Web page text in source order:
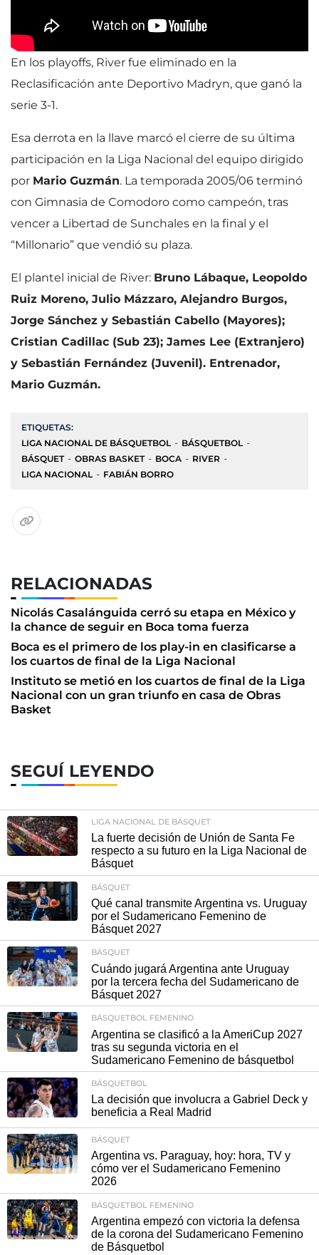
En los playoffs, River fue eliminado en la
Reclasificación ante Deportivo Madryn, que ganó la
serie 3-1.
Esa derrota en la llave marcó el cierre de su última
participación en la Liga Nacional del equipo dirigido
por Mario Guzmán. La temporada 2005/06 terminó
con Gimnasia de Comodoro como campeón, tras
vencer a Libertad de Sunchales en la final y el
“Millonario” que vendió su plaza.
El plantel inicial de River: Bruno Lábaque, Leopoldo
Ruiz Moreno, Julio Mázzaro, Alejandro Burgos,
Jorge Sánchez y Sebastián Cabello (Mayores);
Cristian Cadillac (Sub 23); James Lee (Extranjero)
y Sebastián Fernández (Juvenil). Entrenador,
Mario Guzmán.
ETIQUETAS:
LIGA NACIONAL DE BÁSQUETBOL
BÁSQUETBOL
BÁSQUET
OBRAS BASKET BOCA
RIVER
LIGA NACIONAL
FABIÁN BORRO
RELACIONADAS
Nicolás Casalánguida cerró su etapa en México y
la chance de seguir en Boca toma fuerza
Boca es el primero de los play-in en clasificarse a
los cuartos de final de la Liga Nacional
Instituto se metió en los cuartos de final de la Liga
Nacional con un gran triunfo en casa de Obras
Basket
SEGUÍ LEYENDO
LIGA NACIONAL DE BÁSQUET
La fuerte decisión de Unión de Santa Fe
respecto a su futuro en la Liga Nacional de
Básquet
BÁSQUET
Qué canal transmite Argentina vs. Uruguay
por el Sudamericano Femenino de
Básquet 2027
BÁSQUET
Cuándo jugará Argentina ante Uruguay
por la tercera fecha del Sudamericano de
Básquet 2027
BÁSQUETBOL FEMENINO
Argentina se clasificó a la AmeriCup 2027
tras su segunda victoria en el
Sudamericano Femenino de básquetbol
BÁSQUETBOL
La decisión que involucra a Gabriel Deck y
beneficia a Real Madrid
BÁSQUET
Argentina vs. Paraguay, hoy: hora, TV y
cómo ver el Sudamericano Femenino
2026
BÁSQUETBOL FEMENINO
Argentina empezó con victoria la defensa
de la corona del Sudamericano Femenino
de Básquetbol